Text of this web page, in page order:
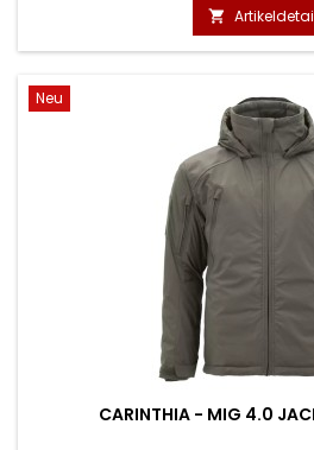

Neu
CARINTHIA - MIG 4.0